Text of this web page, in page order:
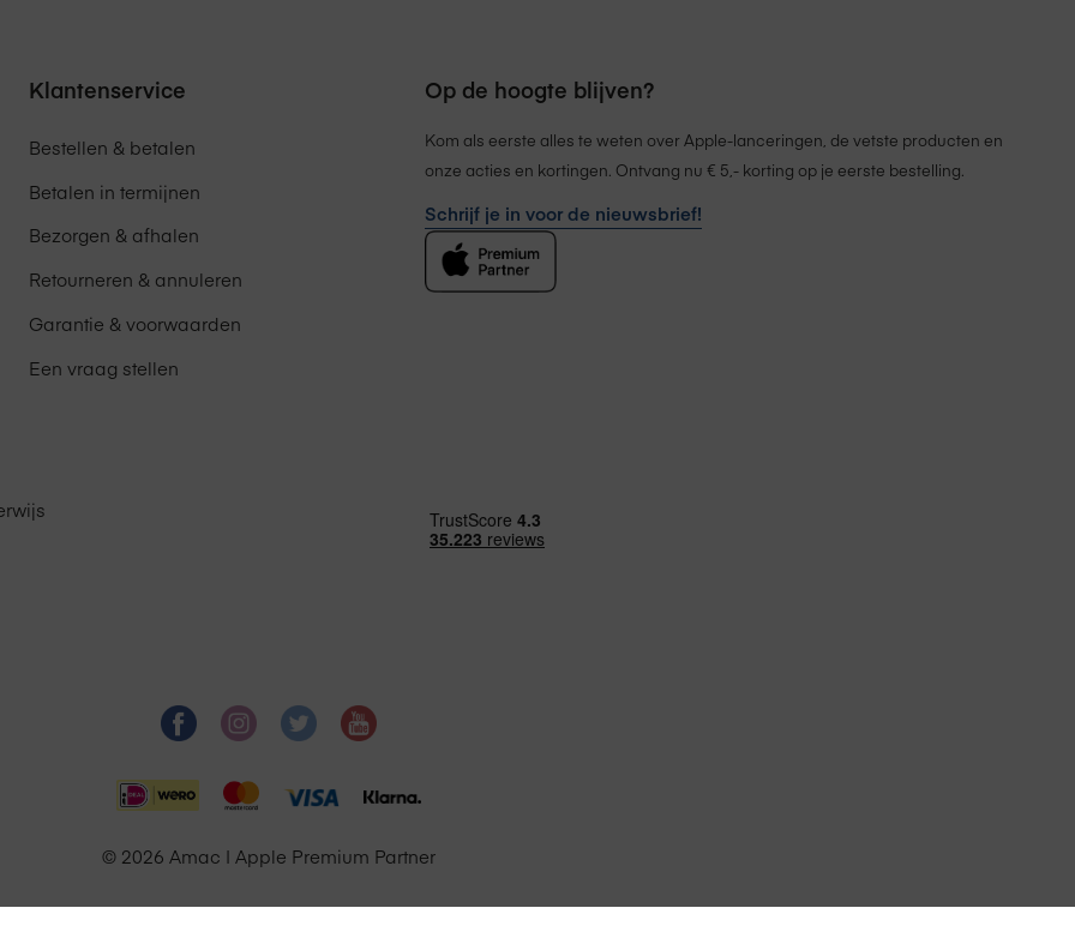
Klantenservice
Bestellen & betalen
Betalen in termijnen
Bezorgen & afhalen
Retourneren & annuleren
Garantie & voorwaarden
Een vraag stellen
Op de hoogte blijven?
Kom als eerste alles te weten over Apple-lanceringen, de vetste producten en
onze acties en kortingen. Ontvang nu € 5,- korting op je eerste bestelling.
Schrijf je in voor de nieuwsbrief!
© 2026 Amac | Apple Premium Partner